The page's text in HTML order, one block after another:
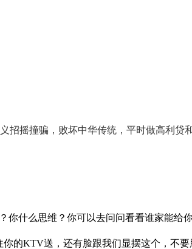
招摇撞骗，败坏中华传统，平时做高利贷
什么思维？你可以去问问看看谁家能给
的KTV送，还有脸跟我们显摆这个，不要